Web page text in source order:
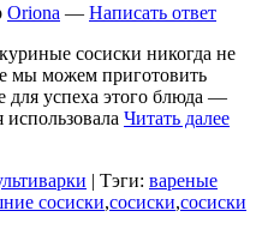
Oriona — Написать ответ
сосиски никогда не
мы можем приготовить
для успеха этого блюда —
Читать далее
| Тэги: вареные
сосиски,сосиски,сосиски